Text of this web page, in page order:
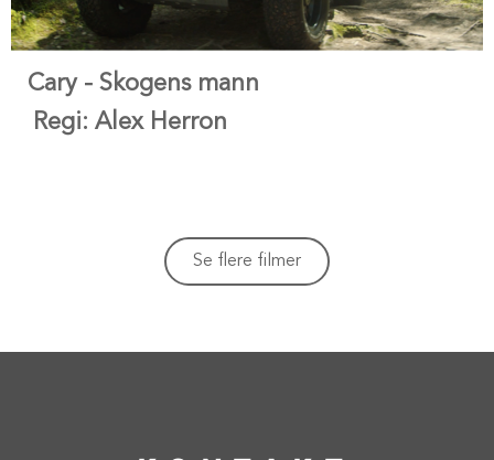
Cary - Skogens mann
Regi: Alex Herron
Se flere filmer